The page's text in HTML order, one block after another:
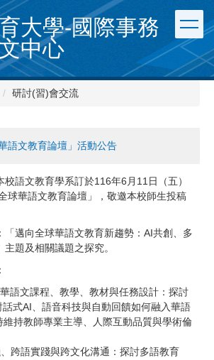
大學-國際事務
中心
研討(習)會交流
語文教育論壇」活動公告
校語文教育學系訂於116年6月11日（五）
球華語文教育論壇」，敬邀本校師生投稿
「邁向全球華語文教育新趨勢：AI共創、多
題及相關議題之探究。
語文課程、教學、教材與任務設計：探討
式AI、語音科技與自動回饋如何融入華語
維持教師專業主導、人際互動品質與學術倫
跨語實踐與跨文化溝通：探討多語教育